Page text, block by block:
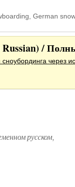
German
/
сноубординга через
русском,